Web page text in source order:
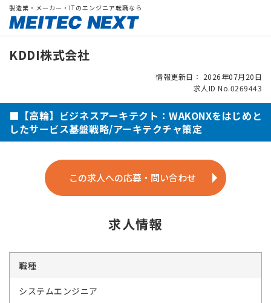
製造業・メーカー・ITのエンジニア転職なら
KDDI株式会社
情報更新日： 2026年07月20日
求人ID No.0269443
■【高輪】ビジネスアーキテクト：WAKONXをはじめと
したサービス基盤戦略/アーキテクチャ策定
この求人への応募・問い合わせ
求人情報
職種
システムエンジニア